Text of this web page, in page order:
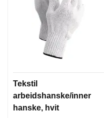
Tekstil
arbeidshanske/inner
hanske, hvit